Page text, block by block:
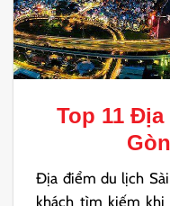
Top 11 Địa
Gòn
Địa điểm du lịch
khách tìm kiếm khi